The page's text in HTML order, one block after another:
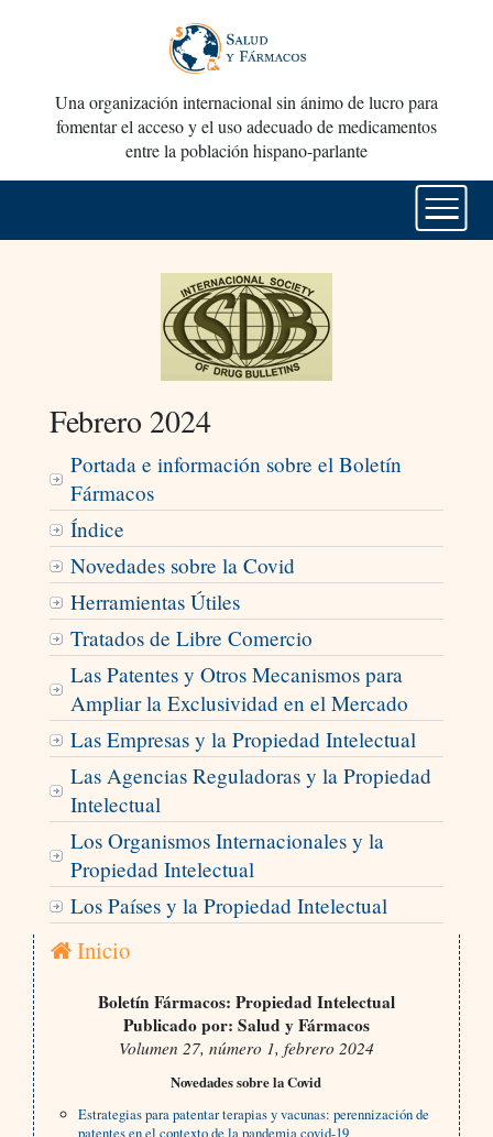
Una organización internacional sin ánimo de lucro para
fomentar el acceso y el uso adecuado de medicamentos
entre la población hispano-parlante
Febrero 2024
Portada e información sobre el Boletín
Fármacos
Índice
Novedades sobre la Covid
Herramientas Útiles
Tratados de Libre Comercio
Las Patentes y Otros Mecanismos para
Ampliar la Exclusividad en el Mercado
Las Empresas y la Propiedad Intelectual
Las Agencias Reguladoras y la Propiedad
Intelectual
Los Organismos Internacionales y la
Propiedad Intelectual
Los Países y la Propiedad Intelectual
Inicio
Boletín Fármacos: Propiedad Intelectual
Publicado por: Salud y Fármacos
Volumen 27, número 1, febrero 2024
Novedades sobre la Covid
Estrategias para patentar terapias y vacunas: perennización de
patentes en el contexto de la pandemia covid-19